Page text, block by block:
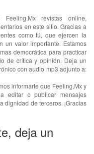
revistas online,
en este sitio. Gracias a
como tú, que ejercen la
un valor importante. Estamos
democrática para practicar
de crítica y opinión. Deja un
con audio mp3 adjunto a:
informarte que Feeling.Mx y
editar o publicar mensajes
dignidad de terceros. ¡Gracias
deja un